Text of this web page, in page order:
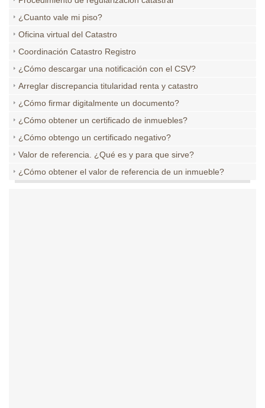
¿Cuanto vale mi piso?
Oficina virtual del Catastro
Coordinación Catastro Registro
¿Cómo descargar una notificación con el CSV?
Arreglar discrepancia titularidad renta y catastro
¿Cómo firmar digitalmente un documento?
¿Cómo obtener un certificado de inmuebles?
¿Cómo obtengo un certificado negativo?
Valor de referencia. ¿Qué es y para que sirve?
¿Cómo obtener el valor de referencia de un inmueble?